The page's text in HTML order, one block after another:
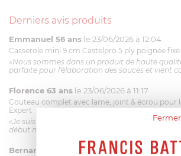
Derniers avis produits
Emmanuel 56 ans le 23/06/2026 à 12:04
Casserole mini 9 cm Castelpro 5 ply poignée fixe
«Nous sommes dans un produit de haute
parfaite pour l'élaboration des sauces et vient
Florence 63 ans le 23/06/2026 à 11:17
Couteau complet avec lame, joint & écrou pour
Expert
«Je suis satisfaite du couteau Magimix. L'écrou
début mais ça le fait. La livraison a été très
Bernard le 23/06/2026 à 09:43